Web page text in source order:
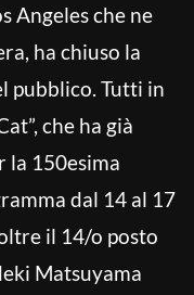
Angeles che ne
ha chiuso la
pubblico. Tutti in
che ha già
la 150esima
dal 14 al 17
il 14/o posto
Matsuyama